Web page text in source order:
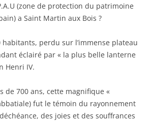
(zone de protection du patrimoine
a Saint Martin aux Bois ?
habitants, perdu sur l’immense plateau
éclairé par « la plus belle lanterne
Henri IV.
de 700 ans, cette magnifique «
fut le témoin du rayonnement
des joies et des souffrances